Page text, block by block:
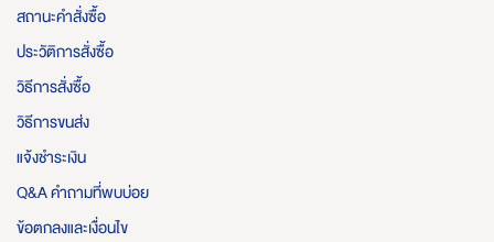
สถานะคำสั่งซื้อ
ประวัติการสั่งซื้อ
วิธีการสั่งซื้อ
วิธีการขนส่ง
แจ้งชำระเงิน
Q&A คำถามที่พบบ่อย
ข้อตกลงและเงื่อนไข